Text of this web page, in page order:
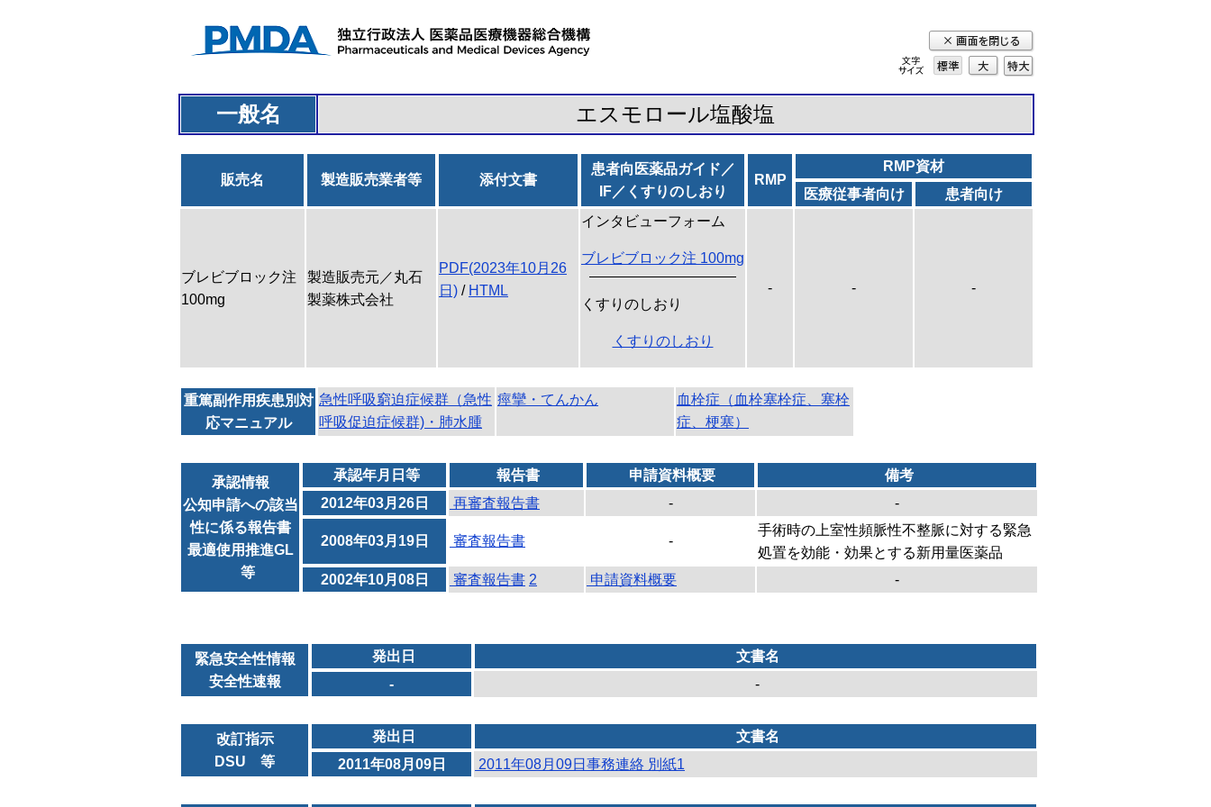
標準 大
特
大
一般名 エスモロール塩酸塩
販売名 製造販売業者等 添付文書
患者向医薬品ガイド／
IF／くすりのしおり
RMP
RMP資材
医療従事者向け
患者向け
ブレビブロック注
100mg
製造販売元／丸石
製薬株式会社
PDF(2023年10月26
日) / HTML
インタビューフォーム
ブレビブロック注 100mg
くすりのしおり
くすりのしおり
- - -
重篤副作用疾患別対
応マニュアル
急性呼吸窮迫症候群（急性
呼吸促迫症候群)・肺水腫
痙攣・てんかん
血栓症（血栓塞栓症、塞栓
症、梗塞）
承認情報
公知申請への該当
性に係る報告書
最適使用推進GL
等
承認年月日等 報告書 申請資料概要
備考
2012年03月26日
再審査報告書 - -
2008年03月19日 審査報告書 -
手術時の上室性頻脈性不整脈に対する緊急
処置を効能・効果とする新用量医薬品
2002年10月08日
審査報告書 2 申請資料概要 -
緊急安全性情報
安全性速報
発出日
文書名
-
-
改訂指示
DSU 等
発出日
文書名
2011年08月09日
2011年08月09日事務連絡 別紙1